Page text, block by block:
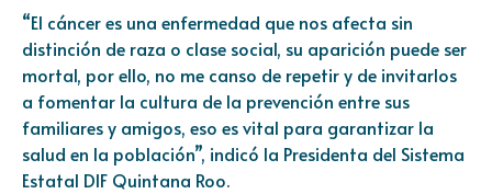
“El cáncer es una enfermedad que nos afecta sin
distinción de raza o clase social, su aparición puede ser
mortal, por ello, no me canso de repetir y de invitarlos
a fomentar la cultura de la prevención entre sus
familiares y amigos, eso es vital para garantizar la
salud en la población”, indicó la Presidenta del Sistema
Estatal DIF Quintana Roo.